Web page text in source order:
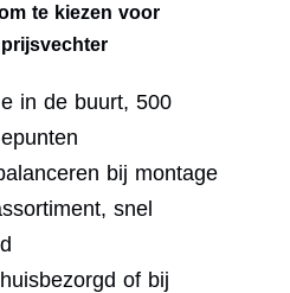
te kiezen voor
in de buurt, 500
bij montage
snel
of bij